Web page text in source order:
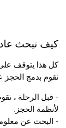
كيف نبحث
كل هذا يتوقف
نقوم بدمج الحجز
- قبل الرحلة ،
لأنظمة الحجز.
- البحث عن